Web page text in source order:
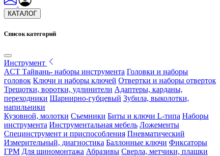
КАТАЛОГ
Список категорий
Инструмент
ACT Тайвань- наборы инструмента Головки и наборы
головок Ключи и наборы ключей Отвертки и наборы отверток
Трещотки, воротки, удлинители Адаптеры, карданы,
переходники Шарнирно-губцевый Зубила, выколотки,
напильники
Кузовной, молотки Съемники Биты и ключи L-типа Наборы
инструмента Инструментальная мебель Ложементы
Специнструмент и приспособления Пневматический
Измерительный, диагностика Баллонные ключи Фиксаторы
ГРМ Для шиномонтажа Абразивы Сверла, метчики, плашки